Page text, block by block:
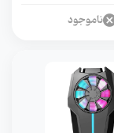
ناموجود